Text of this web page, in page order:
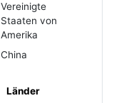
Vereinigte
Staaten von
Amerika
China
Länder